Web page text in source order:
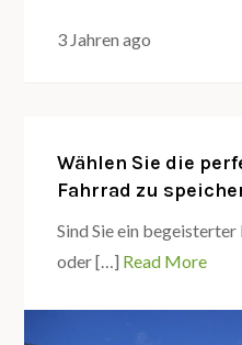
3 Jahren ago
Wählen Sie die
Fahrrad zu
Sind Sie ein
oder […] Read More